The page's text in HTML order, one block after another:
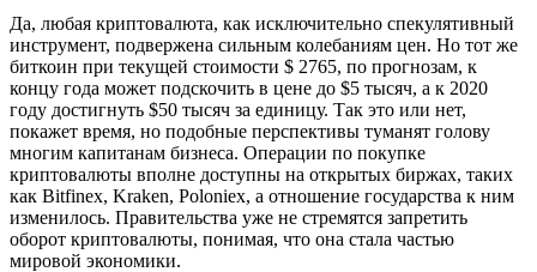
Да, любая криптовалюта, как исключительно спекулятивный
инструмент, подвержена сильным колебаниям цен. Но тот же
биткоин при текущей стоимости $ 2765, по прогнозам, к
концу года может подскочить в цене до $5 тысяч, а к 2020
году достигнуть $50 тысяч за единицу. Так это или нет,
покажет время, но подобные перспективы туманят голову
многим капитанам бизнеса. Операции по покупке
криптовалюты вполне доступны на открытых биржах, таких
как Bitfinex, Kraken, Poloniex, а отношение государства к ним
изменилось. Правительства уже не стремятся запретить
оборот криптовалюты, понимая, что она стала частью
мировой экономики.